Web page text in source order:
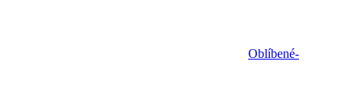
Oblíbené-